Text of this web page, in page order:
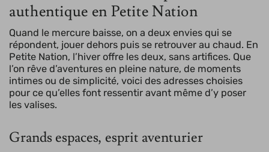
authentique en Petite Nation
Quand le mercure baisse, on a deux envies qui se
répondent, jouer dehors puis se retrouver au chaud. En
Petite Nation, l’hiver offre les deux, sans artifices. Que
l’on rêve d’aventures en pleine nature, de moments
intimes ou de simplicité, voici des adresses choisies
pour ce qu’elles font ressentir avant même d’y poser
les valises.
Grands espaces, esprit aventurier